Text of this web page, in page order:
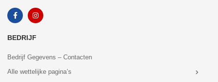
BEDRIJF
Bedrijf Gegevens – Contacten
Alle wettelijke pagina’s